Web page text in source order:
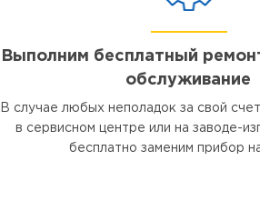
Выполним бесплатный
обслуживание
В случае любых неполадок за свой
в сервисном центре или на заводе-
бесплатно заменим прибор